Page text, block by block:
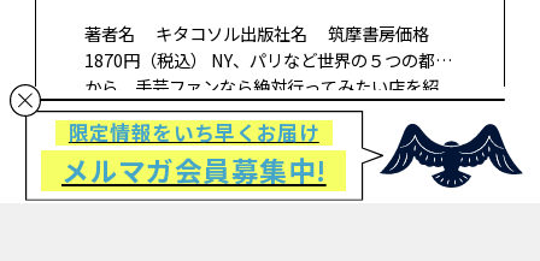
著者名 キタコソル出版社名 筑摩書房価格
1870円（税込） NY、パリなど世界の５つの都市
から、手芸ファンなら絶対行ってみたい店を紹
介！ 生地・毛糸・リボン・テープ・刺しゅう
材料・ボタン・ビーズ・手芸グッズなどなど。蚤
の市等の情報も。旅する手芸…
限定情報をいち早くお届け
メルマガ会員募集中!